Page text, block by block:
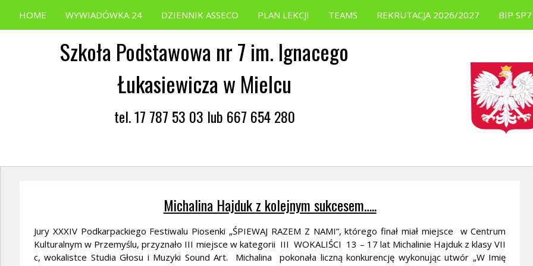
HOME WYWIADÓWKA 24 DZIENNIK ASSECO PLAN LEKCJI TEAMS REKRUTACJA 2026/2027 BIP SP7
Szkoła Podstawowa nr 7 im. Ignacego
Łukasiewicza w Mielcu
tel. 17 787 53 03 lub 667 654 280
Michalina Hajduk z kolejnym sukcesem…..
Jury XXXIV Podkarpackiego Festiwalu Piosenki „ŚPIEWAJ RAZEM Z NAMI”, którego finał miał miejsce w Centrum
Kulturalnym w Przemyślu, przyznało III miejsce w kategorii III WOKALIŚCI 13 – 17 lat Michalinie Hajduk z klasy VII
c, wokalistce Studia Głosu i Muzyki Sound Art. Michalina pokonała liczną konkurencję wykonując utwór „W Imię